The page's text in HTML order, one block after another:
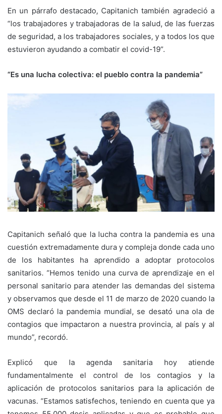
En un párrafo destacado, Capitanich también agradeció a
“los trabajadores y trabajadoras de la salud, de las fuerzas
de seguridad, a los trabajadores sociales, y a todos los que
estuvieron ayudando a combatir el covid-19”.
“Es una lucha colectiva: el pueblo contra la pandemia”
Capitanich señaló que la lucha contra la pandemia es una
cuestión extremadamente dura y compleja donde cada uno
de los habitantes ha aprendido a adoptar protocolos
sanitarios. “Hemos tenido una curva de aprendizaje en el
personal sanitario para atender las demandas del sistema
y observamos que desde el 11 de marzo de 2020 cuando la
OMS declaró la pandemia mundial, se desató una ola de
contagios que impactaron a nuestra provincia, al país y al
mundo”, recordó.
Explicó que la agenda sanitaria hoy atiende
fundamentalmente el control de los contagios y la
aplicación de protocolos sanitarios para la aplicación de
vacunas. “Estamos satisfechos, teniendo en cuenta que ya